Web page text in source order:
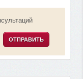
ОТПРАВИТЬ